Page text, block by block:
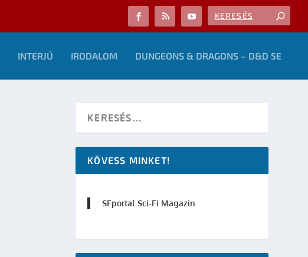
INTERJÚ IRODALOM DUNGEONS & DRAGONS – D&D 5E
KÖVESS MINKET!
SFportal Sci-Fi Magazin